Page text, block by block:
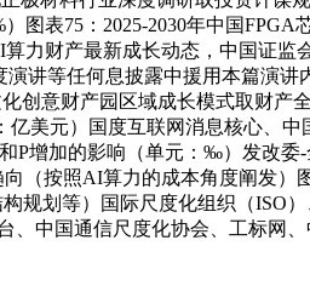
表75：2025-2030年中国
力财产最新成长动态，中国证
讲等任何息披露中援用本篇演
创意财产园区域成长模式取财产
美元）国度互联网消息核心、
P增加的影响（单元：‰）发改
按照AI算力的成本角度阐发）
规划等）国际尺度化组织（ISO
中国通信尺度化协会、工标网